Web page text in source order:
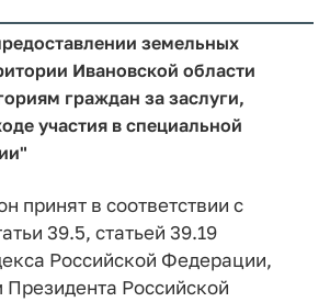
земельных
Ивановской области
граждан за заслуги,
участия в специальной
принят в соответствии с
39.5, статьей 39.19
Российской Федерации,
Российской